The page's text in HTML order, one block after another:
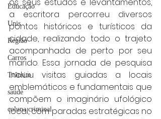
Educação
Unis
Região
Carros
Trânsito
saúde
coluna criminal
a escritora percorreu diversos
pontos históricos e turísticos da
cidade, realizando todo o trajeto
acompanhada de perto por seu
marido. Essa jornada de pesquisa
incluiu visitas guiadas a locais
emblemáticos e fundamentais que
compõem o imaginário ufológico
local, com paradas estratégicas no